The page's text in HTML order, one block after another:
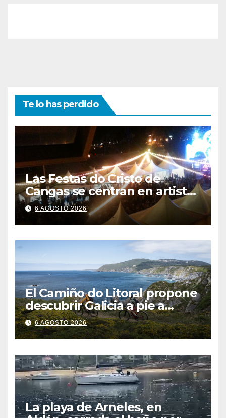
Te lo has perdido
Las Festas do Cristo de
Cangas se centran en artistas
gallegos
6 AGOSTO 2026
El Camiño do Litoral propone
descubrir Galicia a pie a
través de más de 1.300
kilómetros
6 AGOSTO 2026
La playa de Arneles, en